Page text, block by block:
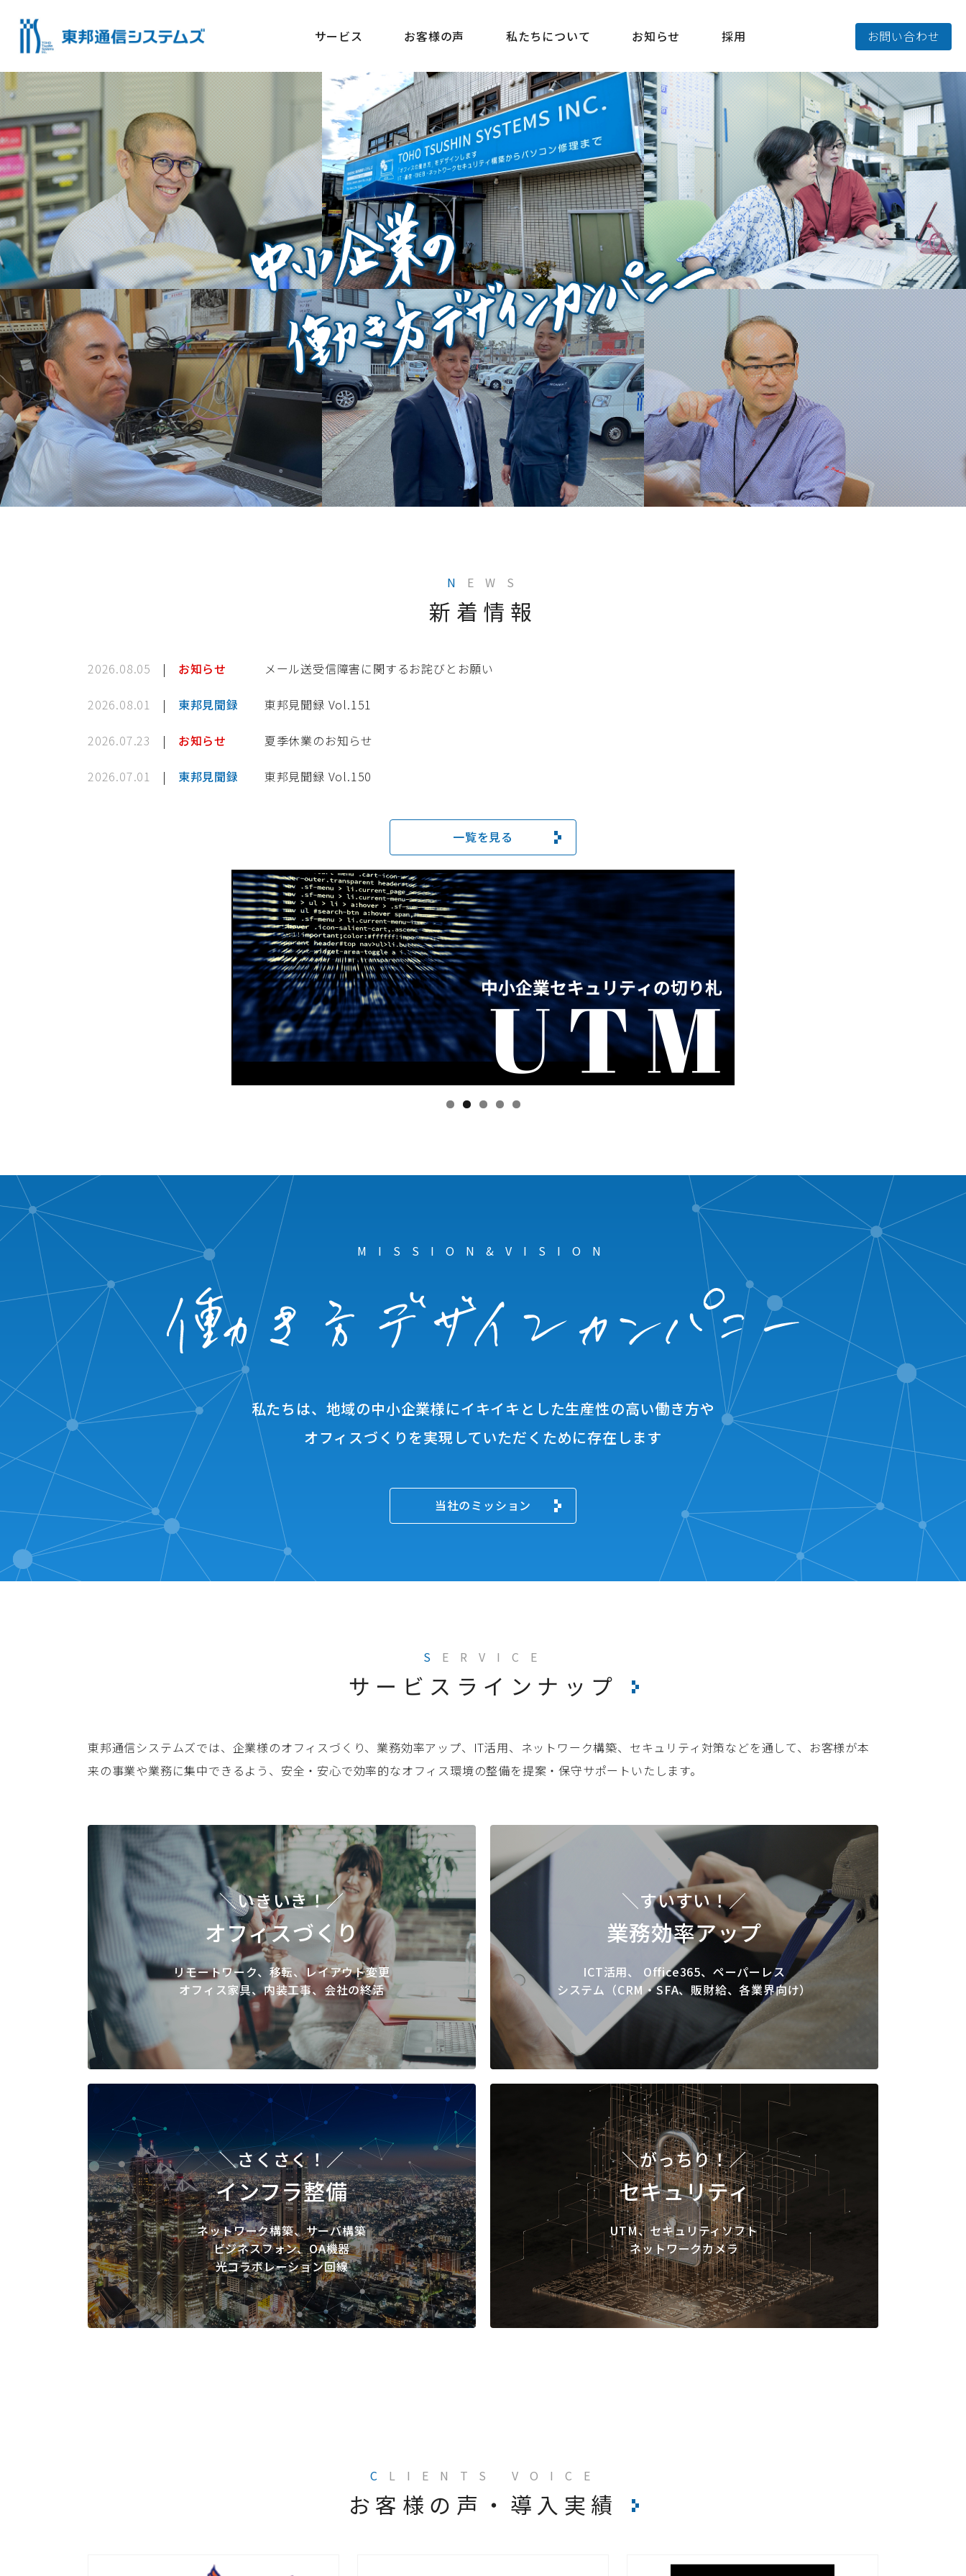
サービス お客様の声 私たちについて お知らせ 採用 お問い合わせ
N EWS
新着情報
2026.08.05 お知らせ メール送受信障害に関するお詫びとお願い
2026.08.01 東邦見聞録 東邦見聞録 Vol.151
2026.07.23 お知らせ 夏季休業のお知らせ
2026.07.01 東邦見聞録 東邦見聞録 Vol.150
一覧を見る
MISSION&VISION
私たちは、地域の中小企業様にイキイキとした生産性の高い働き方や
オフィスづくりを実現していただく ために存在します
当社のミッション
S ERVICE
サービスラインナップ
東邦通信システムズでは、企業様のオフィスづくり、業務効率アップ、IT活用、ネットワーク構築、セキュリティ対策などを通して、お客様が本
来の事業や業務に集中できるよう、安全・安心で効率的なオフィス環境の整備を提案・保守サポートいたします。
＼いきいき！／
オフィスづくり
リモートワーク、移転、レイアウト変更
オフィス家具、内装工事、会社の終活
＼すいすい！／
業務効率アップ
ICT活用、 Office365、ペーパーレス
システム（CRM・SFA、販財給、各業界向け）
＼さくさく！／
インフラ整備
ネットワーク構築、サーバ構築
ビジネスフォン、OA機器
光コラボレーション回線
＼がっちり！／
セキュリティ
UTM、セキュリティソフト
ネットワークカメラ
C LIENTS VOICE
お客様の声・導入実績